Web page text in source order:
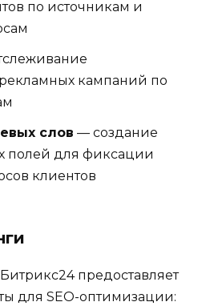
по источникам и
кампаний по
слов — создание
полей для фиксации
клиентов
предоставляет
для SEO-оптимизации: